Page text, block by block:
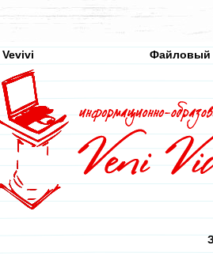
Vevivi Файловый